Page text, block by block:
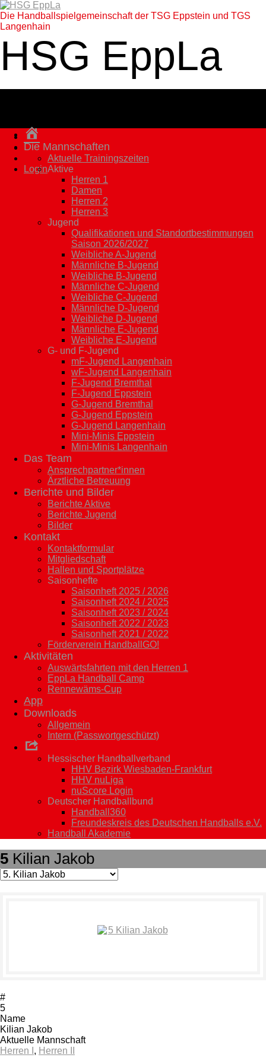
Die Handballspielgemeinschaft der TSG Eppstein und TGS
Langenhain
HSG EppLa
Login
Die Mannschaften
Aktuelle Trainingszeiten
Aktive
Herren 1
Damen
Herren 2
Herren 3
Jugend
Qualifikationen und Standortbestimmungen
Saison 2026/2027
Weibliche A-Jugend
Männliche B-Jugend
Weibliche B-Jugend
Männliche C-Jugend
Weibliche C-Jugend
Männliche D-Jugend
Weibliche D-Jugend
Männliche E-Jugend
Weibliche E-Jugend
G- und F-Jugend
mF-Jugend Langenhain
wF-Jugend Langenhain
F-Jugend Bremthal
F-Jugend Eppstein
G-Jugend Bremthal
G-Jugend Eppstein
G-Jugend Langenhain
Mini-Minis Eppstein
Mini-Minis Langenhain
Das Team
Ansprechpartner*innen
Ärztliche Betreuung
Berichte und Bilder
Berichte Aktive
Berichte Jugend
Bilder
Kontakt
Kontaktformular
Mitgliedschaft
Hallen und Sportplätze
Saisonhefte
Saisonheft 2025 / 2026
Saisonheft 2024 / 2025
Saisonheft 2023 / 2024
Saisonheft 2022 / 2023
Saisonheft 2021 / 2022
Förderverein HandballGO!
Aktivitäten
Auswärtsfahrten mit den Herren 1
EppLa Handball Camp
Rennewäms-Cup
App
Downloads
Allgemein
Intern (Passwortgeschützt)
Hessischer Handballverband
HHV Bezirk Wiesbaden-Frankfurt
HHV nuLiga
nuScore Login
Deutscher Handballbund
Handball360
Freundeskreis des Deutschen Handballs e.V.
Handball Akademie
5 Kilian Jakob
#
5
Name
Kilian Jakob
Aktuelle Mannschaft
Herren I , Herren II